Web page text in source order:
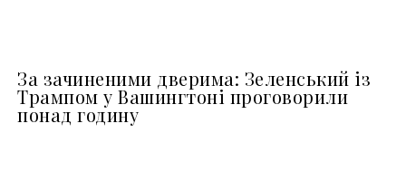
За зачиненими дверима: Зеленський із
Трампом у Вашингтоні проговорили
понад годину